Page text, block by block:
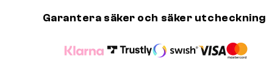
Garantera säker och säker utcheckning